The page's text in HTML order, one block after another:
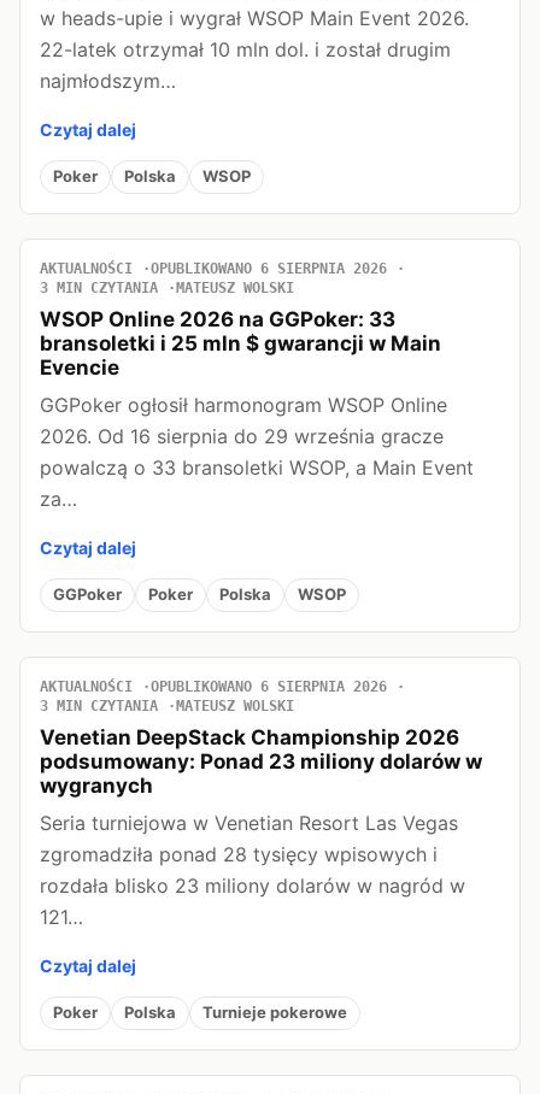
w heads-upie i wygrał WSOP Main Event 2026.
22-latek otrzymał 10 mln dol. i został drugim
najmłodszym…
Czytaj dalej
Poker Polska WSOP
AKTUALNOŚCI
OPUBLIKOWANO 6 SIERPNIA 2026
3 MIN CZYTANIA
MATEUSZ WOLSKI
WSOP Online 2026 na GGPoker: 33
bransoletki i 25 mln $ gwarancji w Main
Evencie
GGPoker ogłosił harmonogram WSOP Online
2026. Od 16 sierpnia do 29 września gracze
powalczą o 33 bransoletki WSOP, a Main Event
za…
Czytaj dalej
GGPoker Poker Polska WSOP
AKTUALNOŚCI
OPUBLIKOWANO 6 SIERPNIA 2026
3 MIN CZYTANIA
MATEUSZ WOLSKI
Venetian DeepStack Championship 2026
podsumowany: Ponad 23 miliony dolarów w
wygranych
Seria turniejowa w Venetian Resort Las Vegas
zgromadziła ponad 28 tysięcy wpisowych i
rozdała blisko 23 miliony dolarów w nagród w
121…
Czytaj dalej
Poker Polska Turnieje pokerowe